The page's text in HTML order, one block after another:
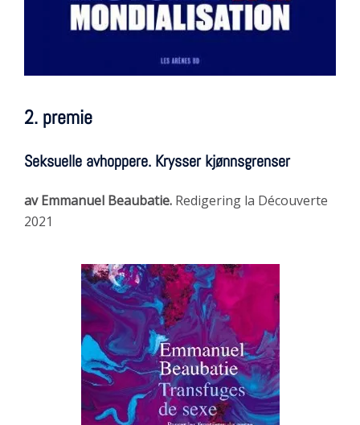
2. premie
Seksuelle avhoppere. Krysser kjønnsgrenser
av Emmanuel Beaubatie. Redigering la Découverte
2021